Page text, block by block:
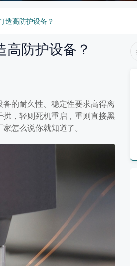
造高防护设备？
防护设备？
的耐久性、稳定性要求高得离
，轻则死机重启，重则直接黑
怎么说你就知道了。